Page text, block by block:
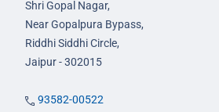
Shri Gopal Nagar,
Near Gopalpura Bypass,
Riddhi Siddhi Circle,
Jaipur - 302015
93582-00522